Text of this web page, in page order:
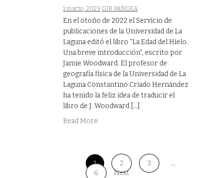
1 marzo, 2023 GIR PANGEA
En el otoño de 2022 el Servicio de
publicaciones de la Universidad de La
Laguna editó el libro “La Edad del Hielo.
Una breve introducción”, escrito por
Jamie Woodward. El profesor de
geografía física de la Universidad de La
Laguna Constantino Criado Hernández
ha tenido la feliz idea de traducir el
libro de J. Woodward […]
Read More
1 2 3
…
6
Next